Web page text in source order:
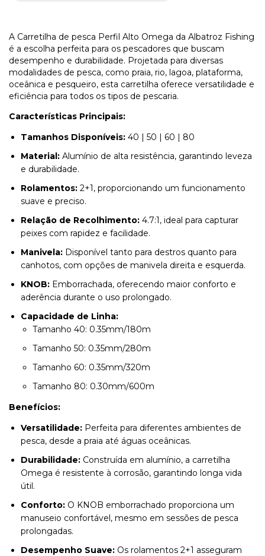
A Carretilha de pesca Perfil Alto Omega da Albatroz Fishing
é a escolha perfeita para os pescadores que buscam
desempenho e durabilidade. Projetada para diversas
modalidades de pesca, como praia, rio, lagoa, plataforma,
oceânica e pesqueiro, esta carretilha oferece versatilidade e
eficiência para todos os tipos de pescaria.
Características Principais:
Tamanhos Disponíveis: 40 | 50 | 60 | 80
Material: Alumínio de alta resistência, garantindo leveza
e durabilidade.
Rolamentos: 2+1, proporcionando um funcionamento
suave e preciso.
Relação de Recolhimento: 4.7:1, ideal para capturar
peixes com rapidez e facilidade.
Manivela: Disponível tanto para destros quanto para
canhotos, com opções de manivela direita e esquerda.
KNOB: Emborrachada, oferecendo maior conforto e
aderência durante o uso prolongado.
Capacidade de Linha:
Tamanho 40: 0.35mm/180m
Tamanho 50: 0.35mm/280m
Tamanho 60: 0.35mm/320m
Tamanho 80: 0.30mm/600m
Benefícios:
Versatilidade: Perfeita para diferentes ambientes de
pesca, desde a praia até águas oceânicas.
Durabilidade: Construída em alumínio, a carretilha
Omega é resistente à corrosão, garantindo longa vida
útil.
Conforto: O KNOB emborrachado proporciona um
manuseio confortável, mesmo em sessões de pesca
prolongadas.
Desempenho Suave: Os rolamentos 2+1 asseguram